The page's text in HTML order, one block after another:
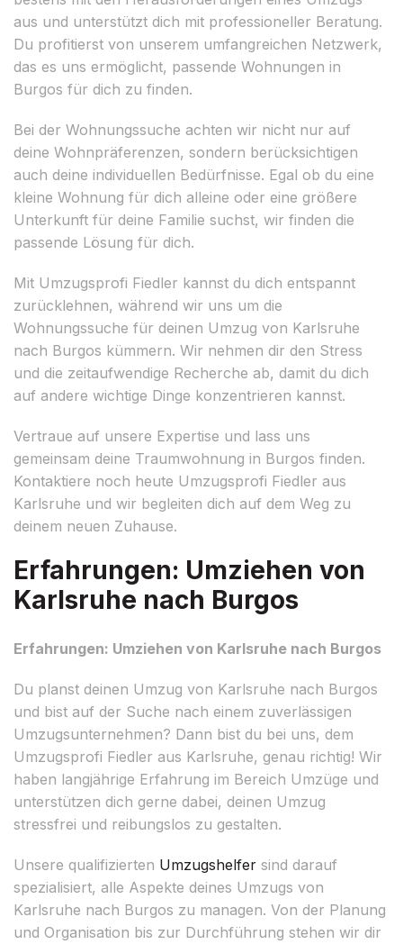
aus und unterstützt dich mit professioneller Beratung.
Du profitierst von unserem umfangreichen Netzwerk,
das es uns ermöglicht, passende Wohnungen in
Burgos für dich zu finden.
Bei der Wohnungssuche achten wir nicht nur auf
deine Wohnpräferenzen, sondern berücksichtigen
auch deine individuellen Bedürfnisse. Egal ob du eine
kleine Wohnung für dich alleine oder eine größere
Unterkunft für deine Familie suchst, wir finden die
passende Lösung für dich.
Mit Umzugsprofi Fiedler kannst du dich entspannt
zurücklehnen, während wir uns um die
Wohnungssuche für deinen Umzug von Karlsruhe
nach Burgos kümmern. Wir nehmen dir den Stress
und die zeitaufwendige Recherche ab, damit du dich
auf andere wichtige Dinge konzentrieren kannst.
Vertraue auf unsere Expertise und lass uns
gemeinsam deine Traumwohnung in Burgos finden.
Kontaktiere noch heute Umzugsprofi Fiedler aus
Karlsruhe und wir begleiten dich auf dem Weg zu
deinem neuen Zuhause.
Erfahrungen: Umziehen von
Karlsruhe nach Burgos
Erfahrungen: Umziehen von Karlsruhe nach Burgos
Du planst deinen Umzug von Karlsruhe nach Burgos
und bist auf der Suche nach einem zuverlässigen
Umzugsunternehmen? Dann bist du bei uns, dem
Umzugsprofi Fiedler aus Karlsruhe, genau richtig! Wir
haben langjährige Erfahrung im Bereich Umzüge und
unterstützen dich gerne dabei, deinen Umzug
stressfrei und reibungslos zu gestalten.
Unsere qualifizierten Umzugshelfer sind darauf
spezialisiert, alle Aspekte deines Umzugs von
Karlsruhe nach Burgos zu managen. Von der Planung
und Organisation bis zur Durchführung stehen wir dir